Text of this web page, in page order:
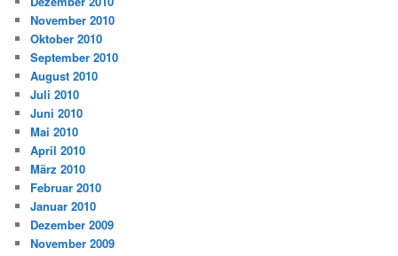
November 2010
Oktober 2010
September 2010
August 2010
Juli 2010
Juni 2010
Mai 2010
April 2010
März 2010
Februar 2010
Januar 2010
Dezember 2009
November 2009